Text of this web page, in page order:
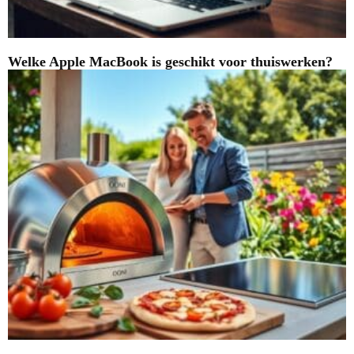
Welke Apple MacBook is geschikt voor thuiswerken?